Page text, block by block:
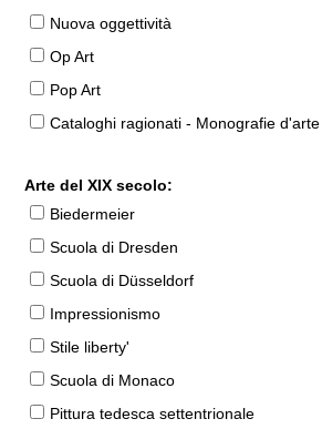
Nuova oggettività
Op Art
Pop Art
Cataloghi ragionati - Monografie d'arte
Arte del XIX secolo:
Biedermeier
Scuola di Dresden
Scuola di Düsseldorf
Impressionismo
Stile liberty'
Scuola di Monaco
Pittura tedesca settentrionale